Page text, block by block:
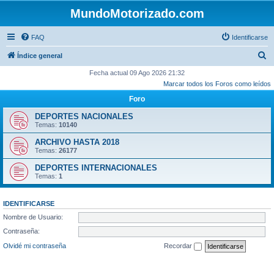
MundoMotorizado.com
FAQ Identificarse
Índice general
s
Fecha actual 09 Ago 2026 21:32
Marcar todos los Foros como leídos
Foro
DEPORTES NACIONALES
Temas: 10140
ARCHIVO HASTA 2018
Temas: 26177
DEPORTES INTERNACIONALES
Temas: 1
IDENTIFICARSE
Nombre de Usuario:
Contraseña:
Olvidé mi contraseña
Recordar